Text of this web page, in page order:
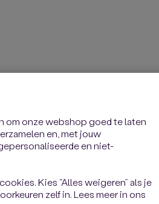
om onze webshop goed te laten
en, met jouw
en niet-
Kies “Alles weigeren” als je
zelf in. Lees meer in ons